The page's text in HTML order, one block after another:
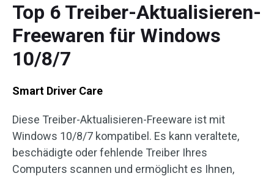
Top 6 Treiber-Aktualisieren-
Freewaren für Windows
10/8/7
Smart Driver Care
Diese Treiber-Aktualisieren-Freeware ist mit
Windows 10/8/7 kompatibel. Es kann veraltete,
beschädigte oder fehlende Treiber Ihres
Computers scannen und ermöglicht es Ihnen,